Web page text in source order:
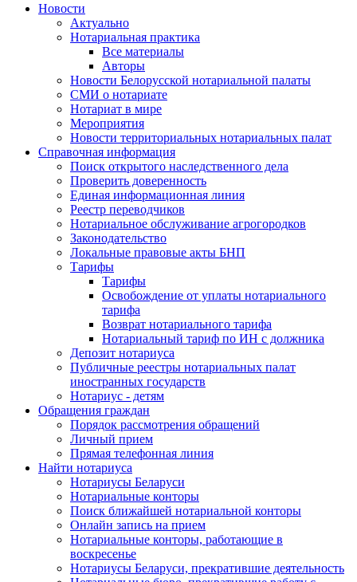
Новости
Актуально
Нотариальная практика
Все материалы
Авторы
Новости Белорусской нотариальной палаты
СМИ о нотариате
Нотариат в мире
Мероприятия
Новости территориальных нотариальных палат
Справочная информация
Поиск открытого наследственного дела
Проверить доверенность
Единая информационная линия
Реестр переводчиков
Нотариальное обслуживание агрогородков
Законодательство
Локальные правовые акты БНП
Тарифы
Тарифы
Освобождение от уплаты нотариального
тарифа
Возврат нотариального тарифа
Нотариальный тариф по ИН с должника
Депозит нотариуса
Публичные реестры нотариальных палат
иностранных государств
Нотариус - детям
Обращения граждан
Порядок рассмотрения обращений
Личный прием
Прямая телефонная линия
Найти нотариуса
Нотариусы Беларуси
Нотариальные конторы
Поиск ближайшей нотариальной конторы
Онлайн запись на прием
Нотариальные конторы, работающие в
воскресенье
Нотариусы Беларуси, прекратившие деятельность